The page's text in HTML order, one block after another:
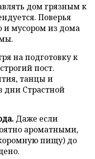
дом грязным к
Поверья
и мусором из дома
на подготовку к
пост.
танцы и
дни Страстной
Даже если
ароматными,
пищу) до